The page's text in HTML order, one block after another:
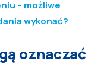
– możliwe
wykonać?
oznaczać